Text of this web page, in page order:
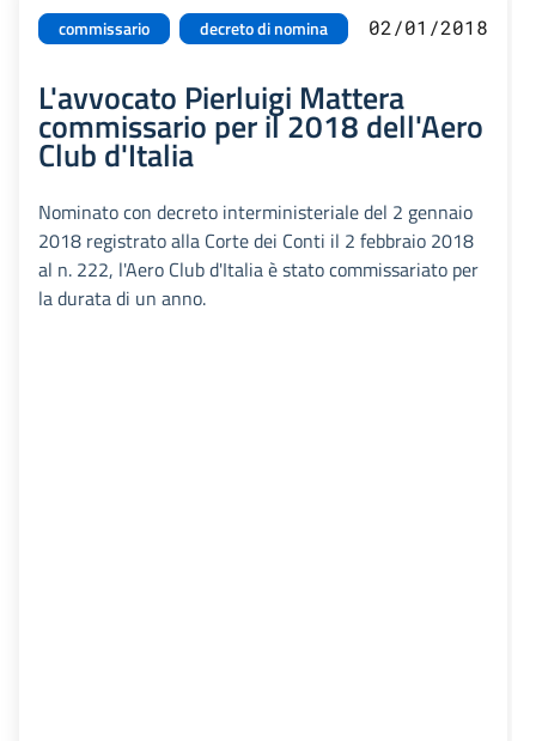
commissario decreto di nomina 02/01/2018
L'avvocato Pierluigi Mattera
commissario per il 2018 dell'Aero
Club d'Italia
Nominato con decreto interministeriale del 2 gennaio
2018 registrato alla Corte dei Conti il 2 febbraio 2018
al n. 222, l'Aero Club d'Italia è stato commissariato per
la durata di un anno.